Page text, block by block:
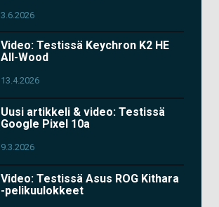
3.6.2026
Video: Testissä Keychron K2 HE
All-Wood
13.4.2026
Uusi artikkeli & video: Testissä
Google Pixel 10a
9.3.2026
Video: Testissä Asus ROG Kithara
-pelikuulokkeet